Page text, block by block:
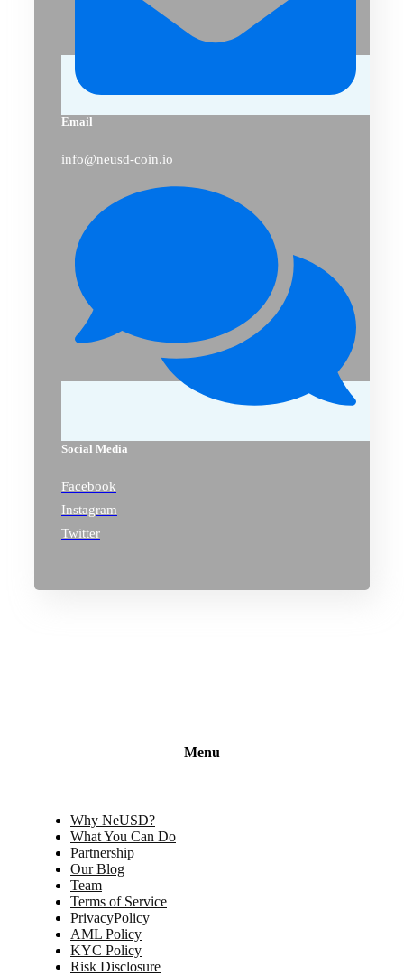
Email
info@neusd-coin.io
Social Media
Facebook
Instagram
Twitter
Menu
Why NeUSD?
What You Can Do
Partnership
Our Blog
Team
Terms of Service
PrivacyPolicy
AML Policy
KYC Policy
Risk Disclosure